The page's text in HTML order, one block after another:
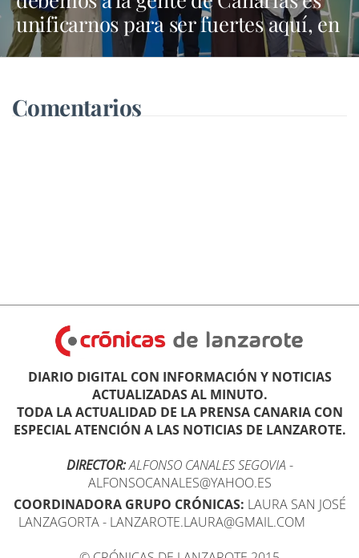
unificarnos para ser fuertes aquí, en
Madrid y en Bruselas"
Comentarios
DIARIO DIGITAL CON INFORMACIÓN Y NOTICIAS
ACTUALIZADAS AL MINUTO.
TODA LA ACTUALIDAD DE LA PRENSA CANARIA CON
ESPECIAL ATENCIÓN A LAS NOTICIAS DE LANZAROTE.
DIRECTOR:ALFONSO CANALES SEGOVIA -
ALFONSOCANALES@YAHOO.ES
COORDINADORA GRUPO CRÓNICAS: LAURA SAN JOSÉ
LANZAGORTA - LANZAROTE.LAURA@GMAIL.COM